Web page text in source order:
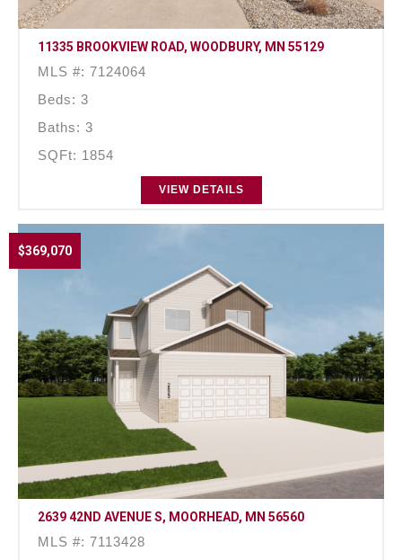
11335 BROOKVIEW ROAD, WOODBURY, MN 55129
MLS #: 7124064
Beds: 3
Baths: 3
SQFt: 1854
VIEW DETAILS
$369,070
2639 42ND AVENUE S, MOORHEAD, MN 56560
MLS #: 7113428